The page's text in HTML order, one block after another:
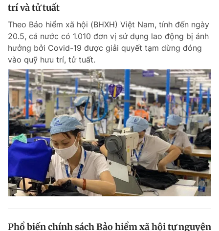
trí và tử tuất
Theo Bảo hiểm xã hội (BHXH) Việt Nam, tính đến ngày
20.5, cả nước có 1.010 đơn vị sử dụng lao động bị ảnh
hưởng bởi Covid-19 được giải quyết tạm dừng đóng
vào quỹ hưu trí, tử tuất.
Phổ biến chính sách Bảo hiểm xã hội tự nguyện